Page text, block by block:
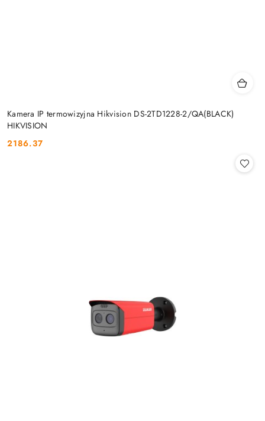
Kamera IP termowizyjna Hikvision DS-2TD1228-2/QA(BLACK)
HIKVISION
Cena:
2186.37